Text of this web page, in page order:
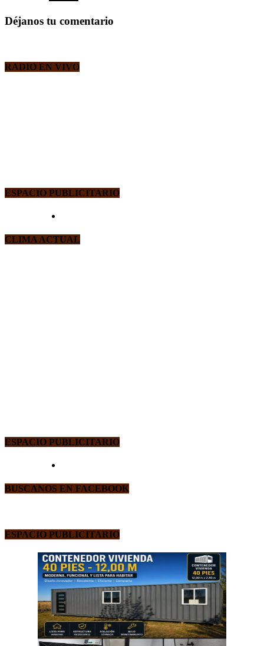
Déjanos tu comentario
RADIO EN VIVO
ESPACIO PUBLICITARIO
CLIMA ACTUAL
ESPACIO PUBLICITARIO
BUSCANOS EN FACEBOOK
ESPACIO PUBLICITARIO